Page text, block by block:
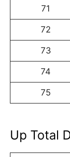
71
72
73
74
75
Up Total